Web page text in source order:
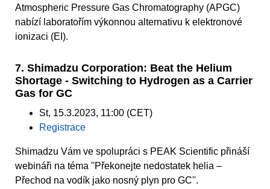
Atmospheric Pressure Gas Chromatography (APGC)
nabízí laboratořím výkonnou alternativu k elektronové
ionizaci (EI).
7. Shimadzu Corporation: Beat the Helium
Shortage - Switching to Hydrogen as a Carrier
Gas for GC
St, 15.3.2023, 11:00 (CET)
Registrace
Shimadzu Vám ve spolupráci s PEAK Scientific přináší
webináři na téma ''Překonejte nedostatek helia –
Přechod na vodík jako nosný plyn pro GC''.